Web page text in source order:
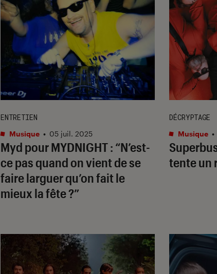
Myd pourMYDNIGHT: “N’est-
ce pas quand on vient de se
faire larguer qu’on fait le
mieux la fête ?”
ENTRETIEN
Musique • 05 juil. 2025
tente un
DÉCRYPTAGE
Musique •